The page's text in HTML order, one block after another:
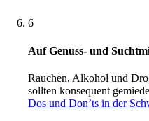
6
Auf Genuss- und
Rauchen, Alkohol und
sollten konsequent
Dos und Don’ts in der